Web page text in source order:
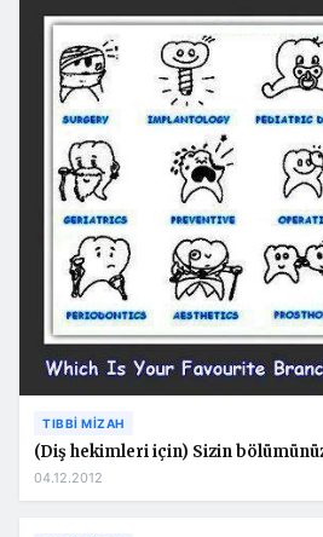
TIBBI MIZAH
(Diş hekimleri için) Sizin
04.12.2012